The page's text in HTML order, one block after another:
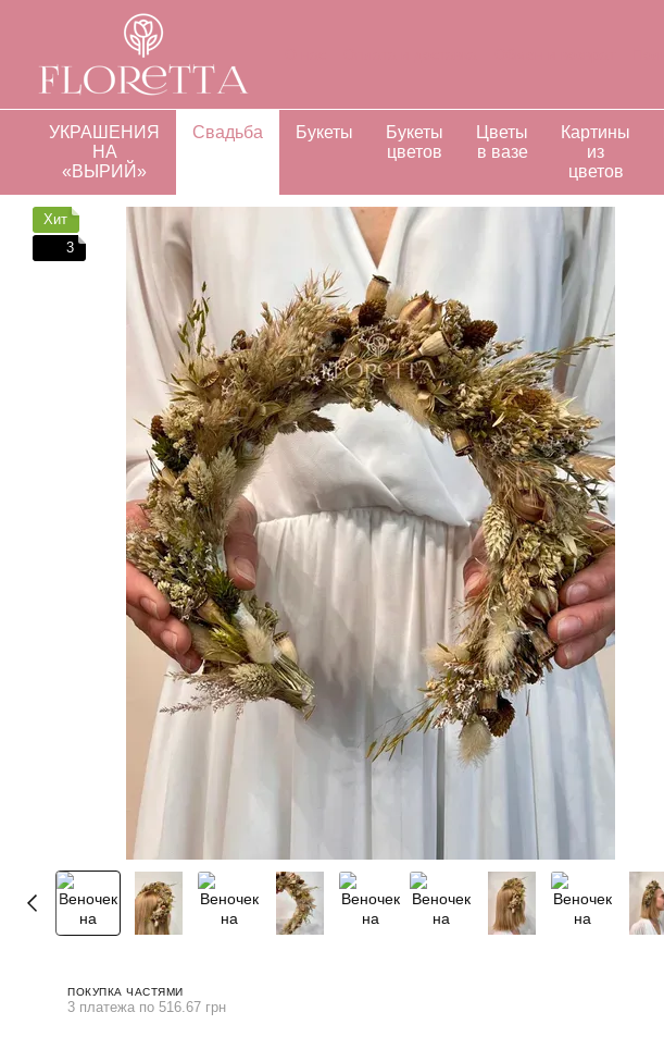
Перейти к основному контенту
УКРАШЕНИЯ
НА
«ВЫРИЙ»
Свадьба Букеты
Букеты
цветов
Цветы
в вазе
Картины
из
цветов
Хит
3
ПОКУПКА ЧАСТЯМИ
3 платежа по 516.67 грн